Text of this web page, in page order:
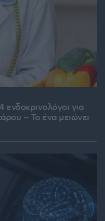
για
– Το ένα μειώνει